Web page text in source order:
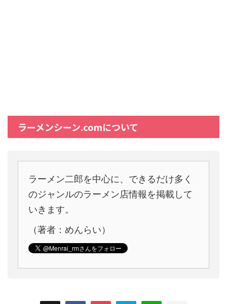
ラーメンシーン.comについて
ラーメン二郎を中心に、できるだけ多く
のジャンルのラーメン店情報を掲載して
いきます。
（著者：めんらい）